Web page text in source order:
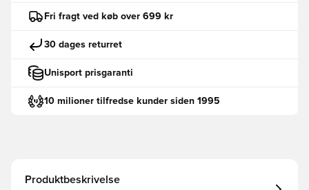
Fri fragt ved køb over 699 kr
30 dages returret
Unisport prisgaranti
10 milioner tilfredse kunder siden 1995
Produktbeskrivelse